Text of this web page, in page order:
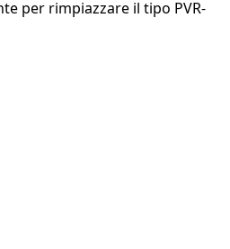
per rimpiazzare il tipo PVR-